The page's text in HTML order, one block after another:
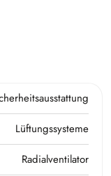
Lüftungssysteme
Radialventilator